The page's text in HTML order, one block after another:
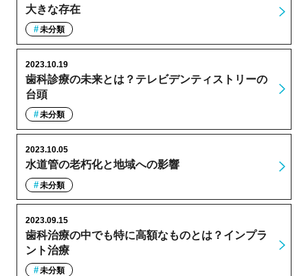
大きな存在
未分類
歯科診療の未来とは？テレビデンティストリーの
台頭
2023.10.19
未分類
水道管の老朽化と地域への影響
2023.10.05
未分類
歯科治療の中でも特に高額なものとは？インプラ
ント治療
2023.09.15
未分類